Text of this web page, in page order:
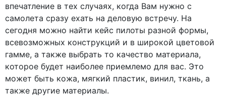
впечатление в тех случаях, когда Вам нужно с
самолета сразу ехать на деловую встречу. На
сегодня можно найти кейс пилоты разной формы,
всевозможных конструкций и в широкой цветовой
гамме, а также выбрать то качество материала,
которое будет наиболее приемлемо для вас. Это
может быть кожа, мягкий пластик, винил, ткань, а
также другие материалы.